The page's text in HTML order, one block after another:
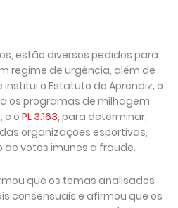
estão diversos pedidos para
regime de urgência, além de
institui o Estatuto do Aprendiz; o
os programas de milhagem
e o PL 3.163, para determinar,
organizações esportivas,
votos imunes a fraude.
que os temas analisados
consensuais e afirmou que os